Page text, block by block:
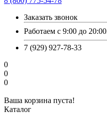
Заказать звонок
Работаем с 9:00 до
7 (929) 927-78-33
0
0
0
Ваша корзина пуста!
Каталог